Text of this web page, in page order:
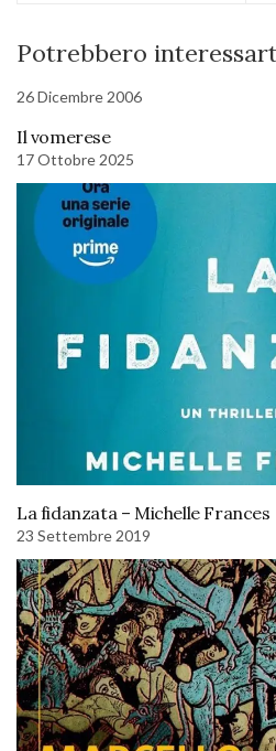
Potrebbero
26 Dicembre 2006
Il vomerese
17 Ottobre 2025
La fidanzata – Michelle Frances
23 Settembre 2019